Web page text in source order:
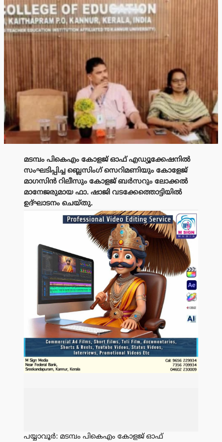
മടമ്പം പികെഎം കോളജ് ഓഫ് എഡ്യൂക്കേഷനിൽ
സംഘടിപ്പിച്ച ബ്ലെസിംഗ് സെറിമണിയും കോളേജ്
മാഗസിൻ റിലീസും കോളജ് ബർസറും ലോക്കൽ
മാനേജരുമായ ഫാ. ഷാജി വടക്കേത്തൊട്ടിയിൽ
ഉദ്ഘാടനം ചെയ്തു.
പരസ്യം
പയ്യാവൂർ: മടമ്പം പികെഎം കോളജ് ഓഫ്